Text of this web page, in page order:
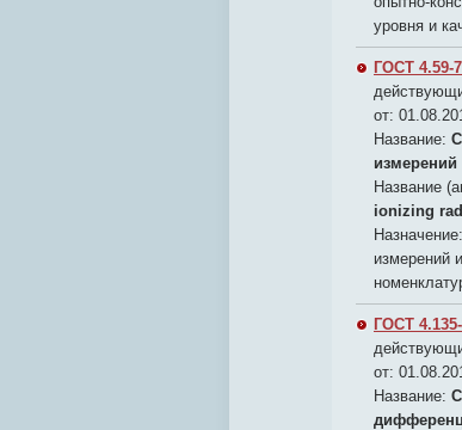
уровня и
ГОСТ 4.59-
от:
Название:
измерений
Название
ionizing
Назначение:
измерений
ГОСТ
от:
Название: